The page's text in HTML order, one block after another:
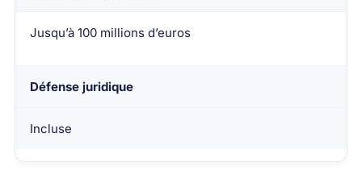
Jusqu’à 100 millions d’euros
Défense juridique
Incluse